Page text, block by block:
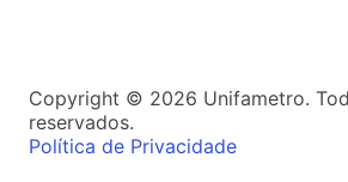
Copyright © 2026 Unifametro.
reservados.
Política de Privacidade